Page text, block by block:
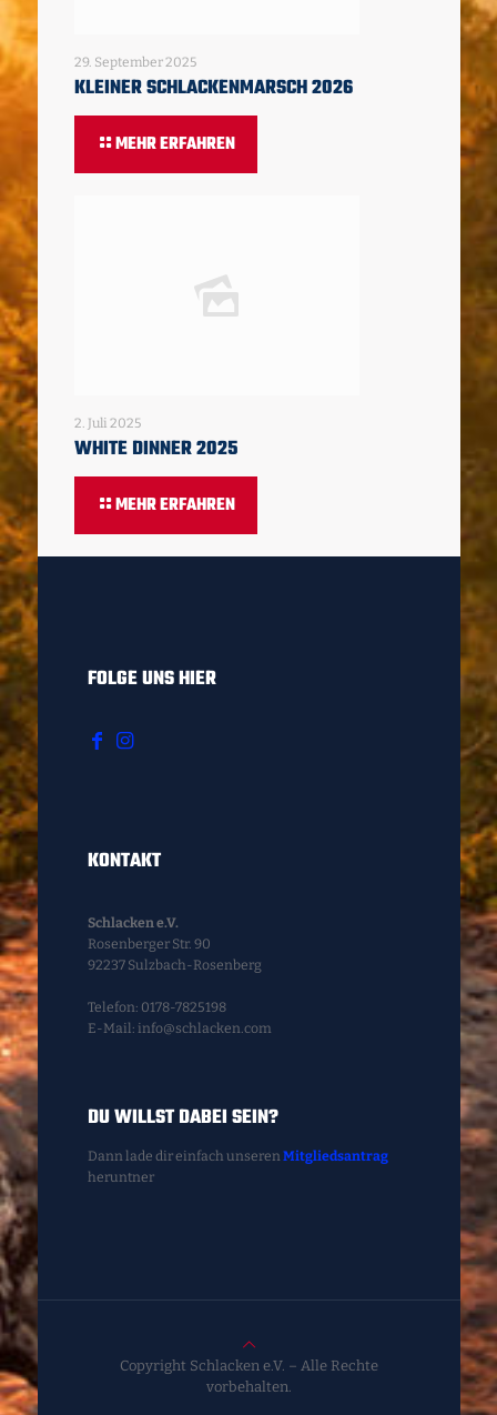
29. September 2025
KLEINER SCHLACKENMARSCH 2026
MEHR ERFAHREN
2. Juli 2025
WHITE DINNER 2025
MEHR ERFAHREN
FOLGE UNS HIER
KONTAKT
Schlacken e.V.
Rosenberger Str. 90
92237 Sulzbach-Rosenberg
Telefon: 0178-7825198
E-Mail: info@schlacken.com
DU WILLST DABEI SEIN?
Dann lade dir einfach unserenMitgliedsantrag
heruntner
Copyright Schlacken e.V. – Alle Rechte
vorbehalten.